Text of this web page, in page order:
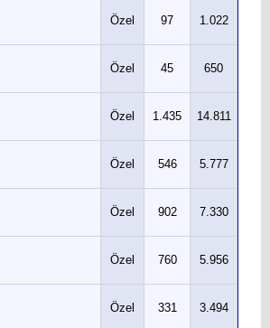
Özel 97 1.022
Özel 45 650
Özel 1.435 14.811
Özel 546 5.777
Özel 902 7.330
Özel 760 5.956
Özel 331 3.494